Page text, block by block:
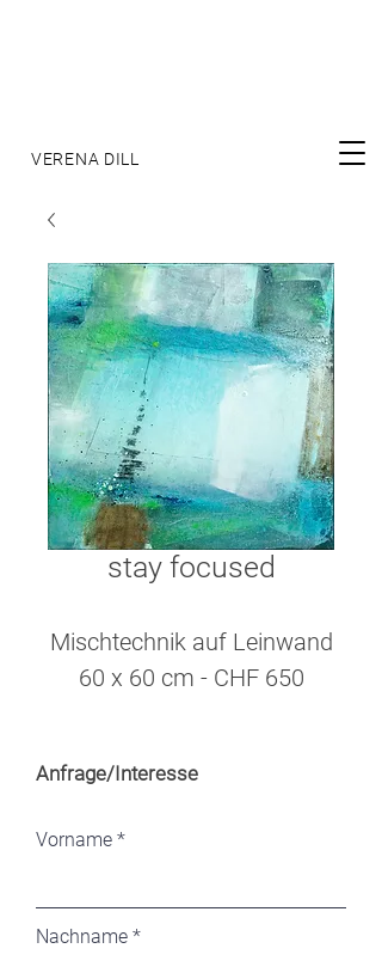
VERENA DILL
stay focused
Mischtechnik auf Leinwand
60 x 60 cm - CHF 650
Anfrage/Interesse
Vorname
Nachname